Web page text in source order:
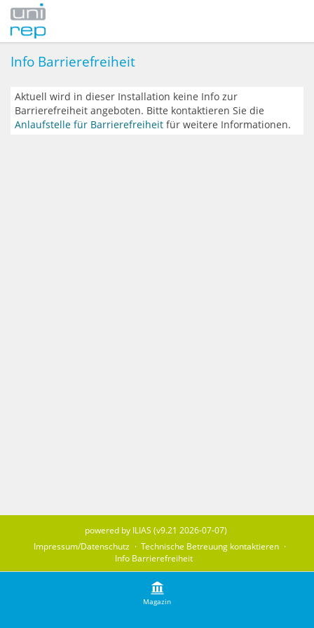
Magazin
Info Barrierefreiheit
Aktuell wird in dieser Installation keine Info zur
Barrierefreiheit angeboten. Bitte kontaktieren Sie die
Anlaufstelle für Barrierefreiheit für weitere Informationen.
powered by ILIAS (v9.21 2026-07-07)
Impressum/Datenschutz
Technische Betreuung kontaktieren
Info Barrierefreiheit